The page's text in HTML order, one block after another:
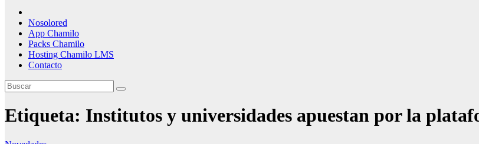
Nosolored
App Chamilo
Packs Chamilo
Hosting Chamilo LMS
Contacto
Etiqueta: Institutos y universidades apuestan por la